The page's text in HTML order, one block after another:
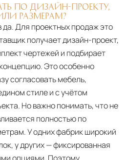
ПО ДИЗАЙН-ПРОЕКТУ,
РАЗМЕРАМ?
Для проектных продаж это
получает дизайн-проект,
чертежей и подбирает
Это особенно
согласовать мебель,
стиле и с учётом
Но важно понимать, что не
полностью по
У одних фабрик широкий
у других — фиксированная